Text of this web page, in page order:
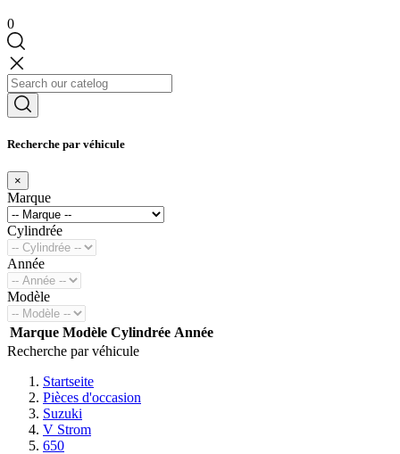
0
Recherche par véhicule
×
Marque
Cylindrée
Année
Modèle
Marque Modèle Cylindrée Année
Recherche par véhicule
Startseite
Pièces d'occasion
Suzuki
V Strom
650